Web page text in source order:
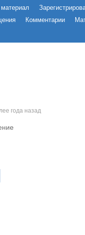
Комментарии
года назад